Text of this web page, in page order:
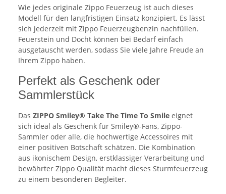
Wie jedes originale Zippo Feuerzeug ist auch dieses
Modell für den langfristigen Einsatz konzipiert. Es lässt
sich jederzeit mit Zippo Feuerzeugbenzin nachfüllen.
Feuerstein und Docht können bei Bedarf einfach
ausgetauscht werden, sodass Sie viele Jahre Freude an
Ihrem Zippo haben.
Perfekt als Geschenk oder
Sammlerstück
Das ZIPPO Smiley® Take The Time To Smile eignet
sich ideal als Geschenk für Smiley®-Fans, Zippo-
Sammler oder alle, die hochwertige Accessoires mit
einer positiven Botschaft schätzen. Die Kombination
aus ikonischem Design, erstklassiger Verarbeitung und
bewährter Zippo Qualität macht dieses Sturmfeuerzeug
zu einem besonderen Begleiter.